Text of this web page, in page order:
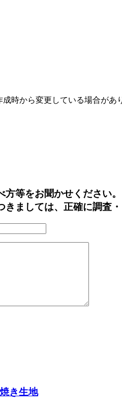
時から変更している場合があ
等をお聞かせください。
ましては、正確に調査・
き生地